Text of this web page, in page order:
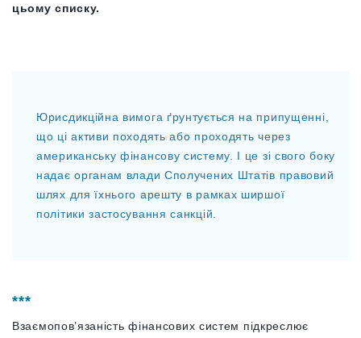
цьому списку.
Юрисдикційна вимога ґрунтується на припущенні,
що ці активи походять або проходять через
американську фінансову систему. І це зі свого боку
надає органам влади Сполучених Штатів правовий
шлях для їхнього арешту в рамках ширшої
політики застосування санкцій.
***
Взаємопов’язаність фінансових систем підкреслює